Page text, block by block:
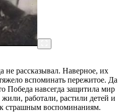
не рассказывал. Наверное, их
вспоминать пережитое. Да
Победа навсегда защитила мир
работали, растили детей и
к страшным воспоминаниям.